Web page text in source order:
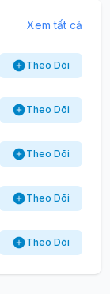
Xem tất cả
Theo Dõi
Theo Dõi
Theo Dõi
Theo Dõi
Theo Dõi